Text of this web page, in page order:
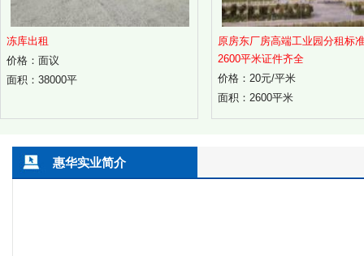
冻库出租
价格：面议
面积：38000平
原房东厂房高端工业园分租标
2600平米证件齐全
价格：20元/平米
面积：2600平米
惠华实业简介